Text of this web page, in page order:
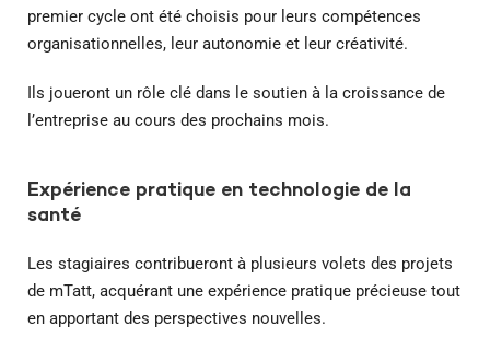
premier cycle ont été choisis pour leurs compétences
organisationnelles, leur autonomie et leur créativité.
Ils joueront un rôle clé dans le soutien à la croissance de
l’entreprise au cours des prochains mois.
Expérience pratique en technologie de la
santé
Les stagiaires contribueront à plusieurs volets des projets
de mTatt, acquérant une expérience pratique précieuse tout
en apportant des perspectives nouvelles.